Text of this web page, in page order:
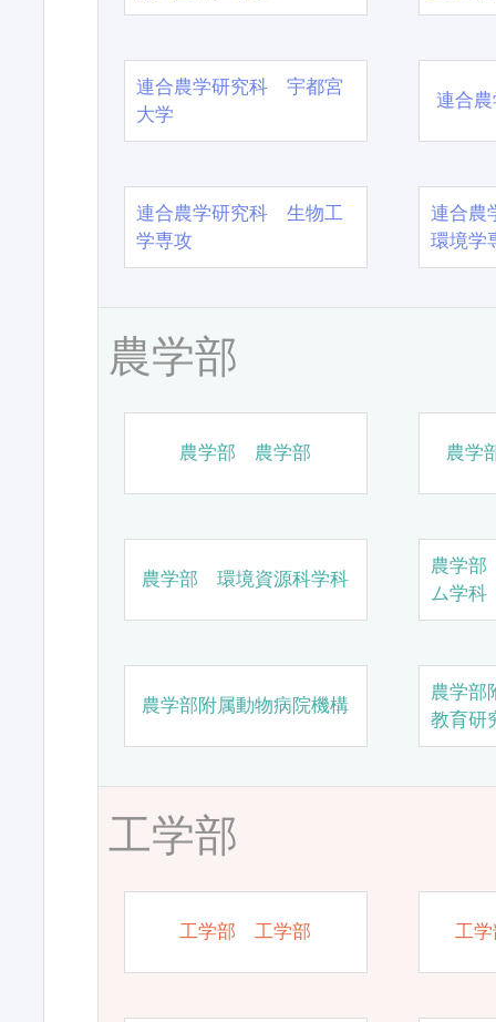
連合農学研究科 宇都宮
大学
連合
連合農学研究科 生物工
学専攻
連合農
環境学
農学部
農学部 農学部 農学
農学部 環境資源科学科
農学
ム学科
農学部附属動物病院機構
農学部
教育研
工学部
工学部 工学部 工